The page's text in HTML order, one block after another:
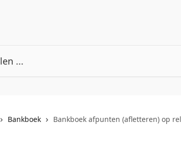
Bankboek Bankboek afpunten (afletteren) op